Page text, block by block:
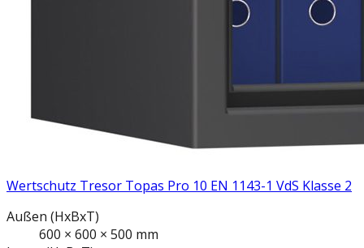
Wertschutz Tresor Topas Pro 10 EN 1143-1 VdS Klasse 2
Außen (HxBxT)
600 × 600 × 500 mm